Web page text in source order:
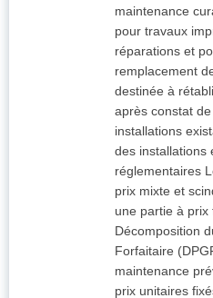
maintenance
pour travaux
réparations et
remplacement
destinée à
après constat
installations
des installations
réglementaires
prix mixte et
une partie à prix
Décomposition
Forfaitaire
maintenance
prix unitaires